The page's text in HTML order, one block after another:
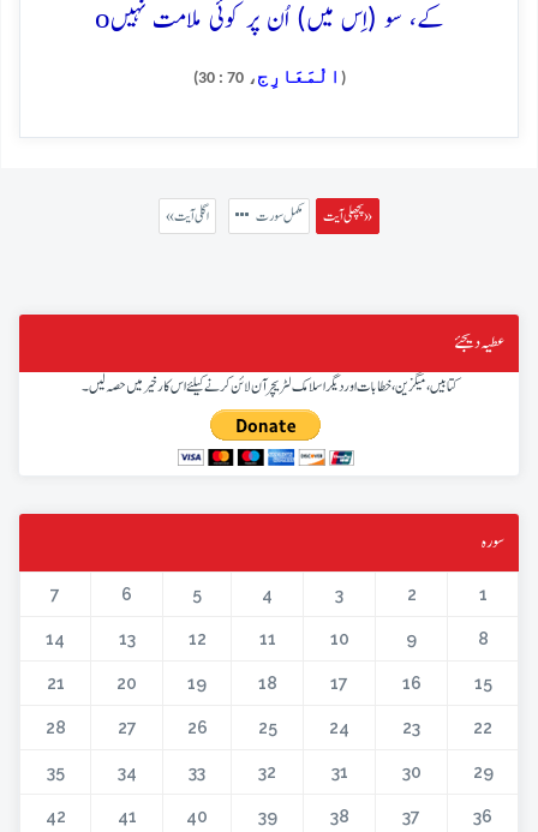
کے، سو (اِس میں) اُن پر کوئی ملامت نہیںo
( الْمَعَارِج ، 70 : 30)
پچھلی آیت » مکمل سورت « اگلی آیت
عطیہ دیجئے
کتابیں، میگزین، خطابات اور دیگر اسلامک لٹریچر آن لائن کرنے کیلئے اس کار خیر میں حصہ لیں۔
سورہ
1
2
3
4
5
6
7
8
9
10
11
12
13
14
15
16
17
18
19
20
21
22
23
24
25
26
27
28
29
30
31
32
33
34
35
36
37
38
39
40
41
42